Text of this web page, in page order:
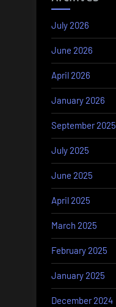
July 2026
June 2026
April 2026
January 2026
September 2025
July 2025
June 2025
April 2025
March 2025
February 2025
January 2025
December 2024